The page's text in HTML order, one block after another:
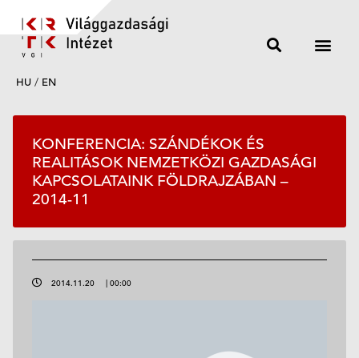
HU / EN
KONFERENCIA: SZÁNDÉKOK ÉS
REALITÁSOK NEMZETKÖZI GAZDASÁGI
KAPCSOLATAINK FÖLDRAJZÁBAN –
2014-11
2014.11.20 | 00:00